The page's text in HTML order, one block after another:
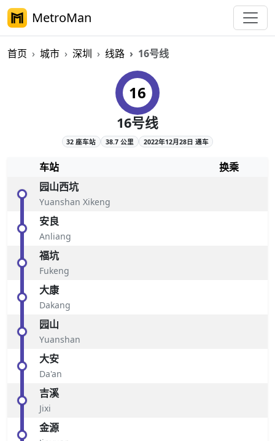
MetroMan
首页 城市 深圳 线路 16号线
深圳地铁16号线概览
16
16号线
32 座车站 38.7 公里 2022年12月28日 通车
车站
换乘
园山西坑
Yuanshan Xikeng
安良
Anliang
福坑
Fukeng
大康
Dakang
园山
Yuanshan
大安
Da'an
吉溪
Jixi
金源